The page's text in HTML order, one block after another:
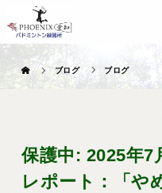
ブログ ブログ
保護中: 2025年7
レポート：「や